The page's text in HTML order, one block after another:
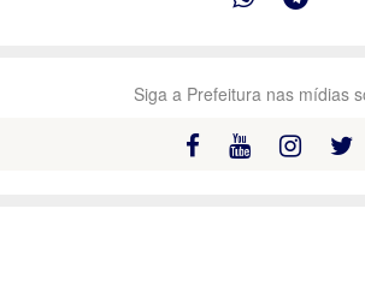
Siga a Prefeitura nas mídias